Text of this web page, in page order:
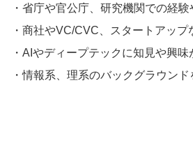
・省庁や官公庁、研究機関での経験
・商社やVC/CVC、スタートアップ
・AIやディープテックに知見や興味
・情報系、理系のバックグラウンド